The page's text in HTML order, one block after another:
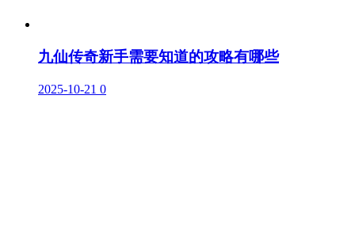
九仙传奇新手需要知道的攻略有哪些
2025-10-21 0